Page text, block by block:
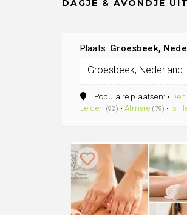
Plaats: Groesbeek,
Populaire plaatsen: •
Leiden (92) •Almere (79) • 's-